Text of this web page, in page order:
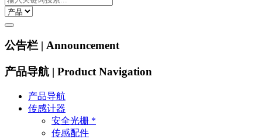
公告栏 | Announcement
产品导航 | Product Navigation
产品导航
传感计器
安全光栅 *
传感配件